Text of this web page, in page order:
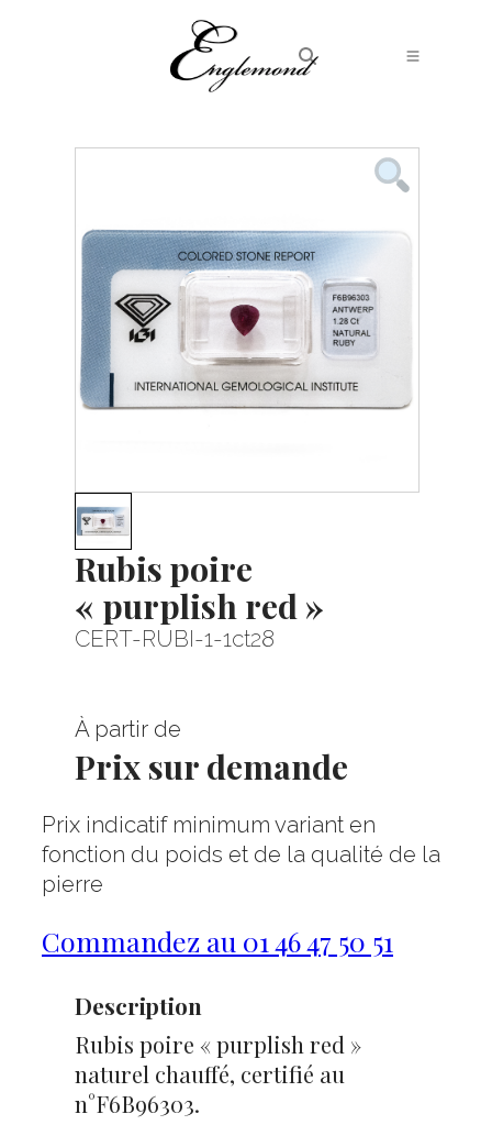
Rubis poire
« purplish red »
CERT-RUBI-1-1ct28
À partir de
Prix sur demande
Prix indicatif minimum variant en
fonction du poids et de la qualité de la
pierre
Commandez au 01 46 47 50 51
Description
Rubis poire « purplish red »
naturel chauffé, certifié au
n°F6B96303.